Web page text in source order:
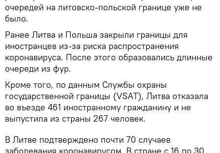
очередей на литовско-польской границе уже не
было.
Ранее Литва и Польша закрыли границы для
иностранцев из-за риска распространения
коронавируса. После этого образовались длинные
очереди из фур.
Кроме того, по данным Службы охраны
государственной границы (VSAT), Литва отказала
во въезде 461 иностранному гражданину и не
выпустила из страны 267 человек.
В Литве подтверждено почти 70 случаев